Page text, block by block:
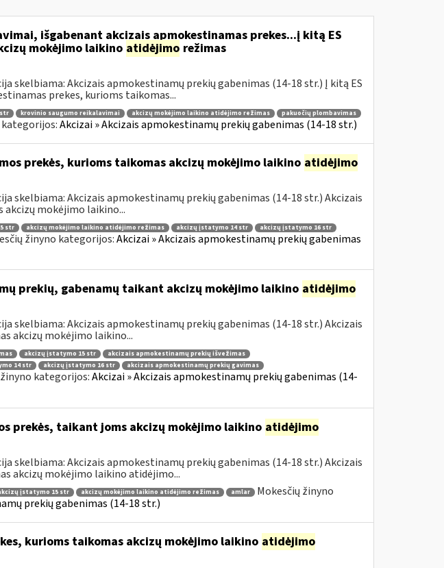
išgabenant akcizais apmokestinamas prekes...į kitą ES
mokėjimo laikino atidėjimo režimas
skelbiama: Akcizais apmokestinamų prekių gabenimas (14-18 str.) Į kitą ES
prekes, kurioms taikomas...
krovinio saugumo reikalavimai akcizų mokėjimo laikino atidėjimo režimas
pakuočių plombavimas
Akcizai » Akcizais apmokestinamų prekių gabenimas (14-18 str.)
prekės, kurioms taikomas akcizų mokėjimo laikino atidėjimo
skelbiama: Akcizais apmokestinamų prekių gabenimas (14-18 str.) Akcizais
mokėjimo laikino...
str akcizų mokėjimo laikino atidėjimo režimas akcizų įstatymo 14 str
akcizų įstatymo 16 str
žinyno kategorijos:Akcizai » Akcizais apmokestinamų prekių gabenimas
prekių, gabenamų taikant akcizų mokėjimo laikino atidėjimo
skelbiama: Akcizais apmokestinamų prekių gabenimas (14-18 str.) Akcizais
akcizų mokėjimo laikino...
akcizų įstatymo 15 str
akcizais apmokestinamų prekių išvežimas
14 str akcizų įstatymo 16 str
akcizais apmokestinamų prekių gavimas
kategorijos:Akcizai » Akcizais apmokestinamų prekių gabenimas (14-
prekės, taikant joms akcizų mokėjimo laikino atidėjimo
skelbiama: Akcizais apmokestinamų prekių gabenimas (14-18 str.) Akcizais
akcizų mokėjimo laikino atidėjimo...
įstatymo 15 str akcizų mokėjimo laikino atidėjimo režimas amlar
Mokesčių žinyno
prekių gabenimas (14-18 str.)
kurioms taikomas akcizų mokėjimo laikino atidėjimo